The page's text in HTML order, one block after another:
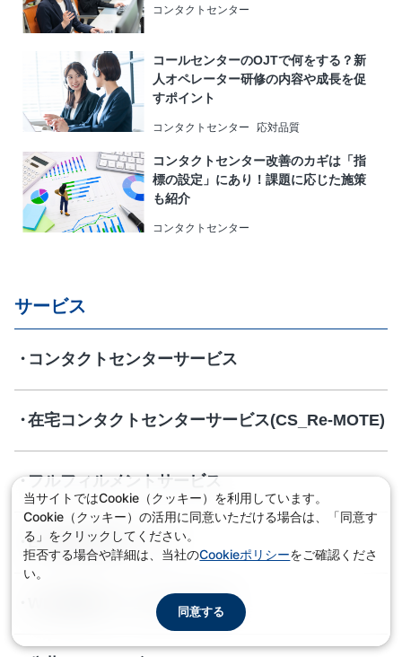
コンタクトセンター
コールセンターのOJTで何をする？新
人オペレーター研修の内容や成長を促
すポイント
コンタクトセンター 応対品質
コンタクトセンター改善のカギは「指
標の設定」にあり！課題に応じた施策
も紹介
コンタクトセンター
サービス
コンタクトセンターサービス
在宅コンタクトセンターサービス(CS_Re-MOTE)
フルフィルメントサービス
EC総合支援サービス
WEB接客サービス(OMOTE)
当サイトではCookie（クッキー）を利用しています。
Cookie（クッキー）の活用に同意いただける場合は、「同意す
る」をクリックしてください。
拒否する場合や詳細は、当社のCookieポリシーをご確認くださ
い。
同意する